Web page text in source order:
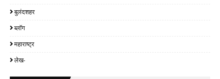
बुलंदशहर
ब्लॉग
महाराष्ट्र
लेख-